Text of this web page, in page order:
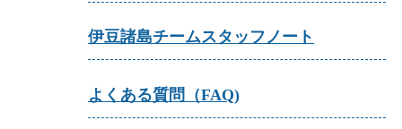
伊豆諸島チームスタッフノート
よくある質問（FAQ)